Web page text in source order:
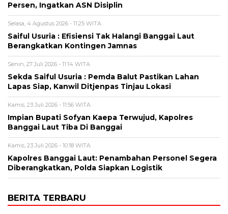
Persen, Ingatkan ASN Disiplin
Selasa, 4 Agustus 2026 - 11:25 WITA
Saiful Usuria : Efisiensi Tak Halangi Banggai Laut
Berangkatkan Kontingen Jamnas
Senin, 27 Juli 2026 - 11:14 WITA
Sekda Saiful Usuria : Pemda Balut Pastikan Lahan
Lapas Siap, Kanwil Ditjenpas Tinjau Lokasi
Kamis, 23 Juli 2026 - 11:56 WITA
Impian Bupati Sofyan Kaepa Terwujud, Kapolres
Banggai Laut Tiba Di Banggai
Kamis, 23 Juli 2026 - 10:18 WITA
Kapolres Banggai Laut: Penambahan Personel Segera
Diberangkatkan, Polda Siapkan Logistik
BERITA TERBARU